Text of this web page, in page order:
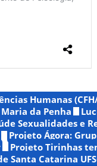
Humanas (CFH/
da Penha
Sexualidades e
Projeto Ágora:
Projeto Tirinhas
Santa Catarina